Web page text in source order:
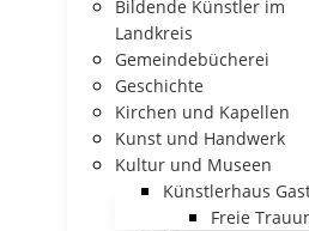
Bildende Künstler im
Landkreis
Gemeindebücherei
Geschichte
Kirchen und Kapellen
Kunst und Handwerk
Kultur und Museen
Künstlerhaus
Freie